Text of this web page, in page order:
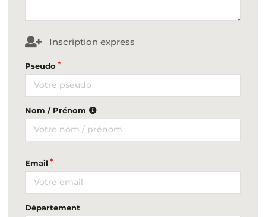
Inscription express
Pseudo
Nom / Prénom
Email
Département